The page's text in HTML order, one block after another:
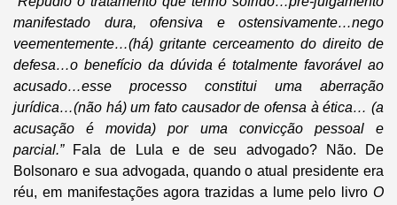
manifestado dura, ofensiva e ostensivamente…nego
veementemente…(há) gritante cerceamento do direito de
defesa…o benefício da dúvida é totalmente favorável ao
acusado…esse processo constitui uma aberração
jurídica…(não há) um fato causador de ofensa à ética… (a
acusação é movida) por uma convicção pessoal e
parcial.”Fala de Lula e de seu advogado? Não. De
Bolsonaro e sua advogada, quando o atual presidente era
réu, em manifestações agora trazidas a lume pelo livro O